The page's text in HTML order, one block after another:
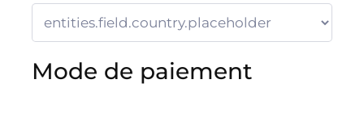
Mode de paiement